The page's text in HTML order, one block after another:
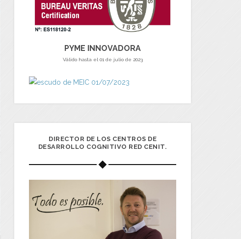
PYME INNOVADORA
Válido hasta el 01 de julio de 2023
DIRECTOR DE LOS CENTROS DE
DESARROLLO COGNITIVO RED CENIT.